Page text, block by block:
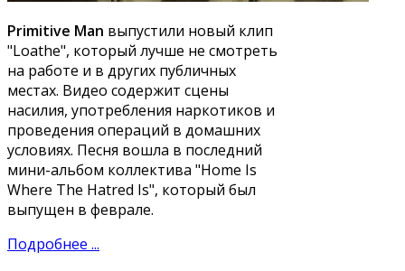
Primitive Man выпустили новый клип
"Loathe", который лучше не смотреть
на работе и в других публичных
местах. Видео содержит сцены
насилия, употребления наркотиков и
проведения операций в домашних
условиях. Песня вошла в последний
мини-альбом коллектива "Home Is
Where The Hatred Is", который был
выпущен в феврале.
Подробнее ...